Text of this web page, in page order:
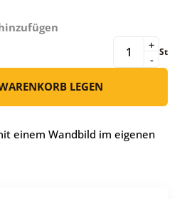
-
+ St
LEGEN
einem Wandbild im eigenen